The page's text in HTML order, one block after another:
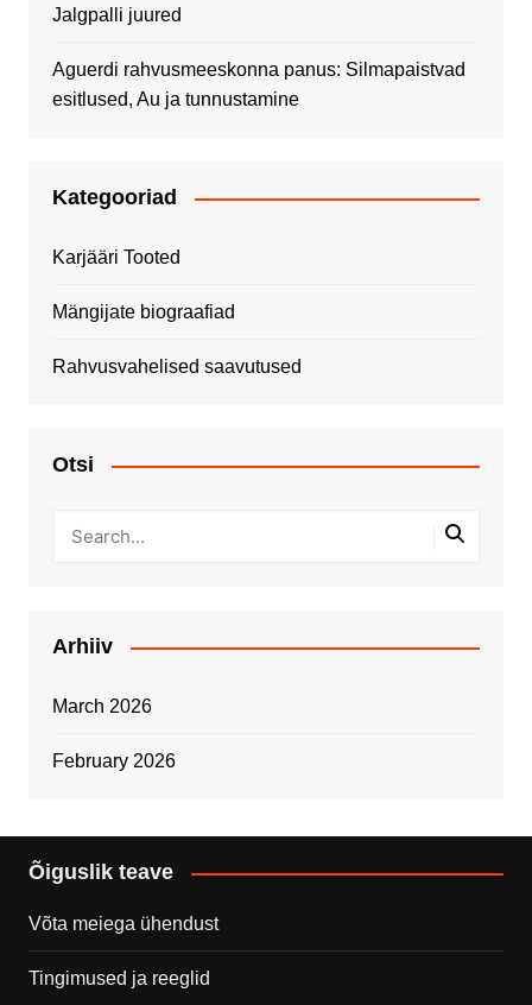
Jalgpalli juured
Aguerdi rahvusmeeskonna panus: Silmapaistvad
esitlused, Au ja tunnustamine
Kategooriad
Karjääri Tooted
Mängijate biograafiad
Rahvusvahelised saavutused
Otsi
Arhiiv
March 2026
February 2026
Õiguslik teave
Võta meiega ühendust
Tingimused ja reeglid